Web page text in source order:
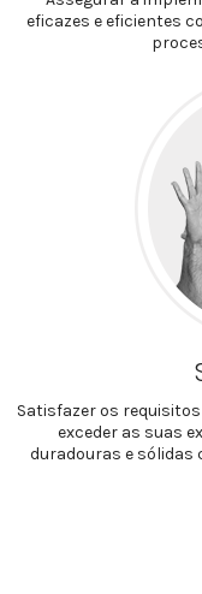
eficazes e eficientes
Satisfazer os
exceder as suas
duradouras e sólidas